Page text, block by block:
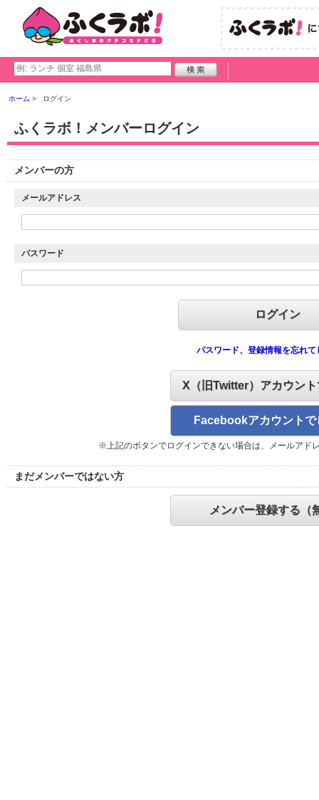
ホーム ログイン
ふくラボ！メンバーログイン
メンバーの方
メールアドレス
パスワード
パスワード、登録情報を忘れて
X（旧Twitter）アカウン
Facebookアカウントで
※上記のボタンでログインできない場合は、メールアド
まだメンバーではない方
メンバー登録する（